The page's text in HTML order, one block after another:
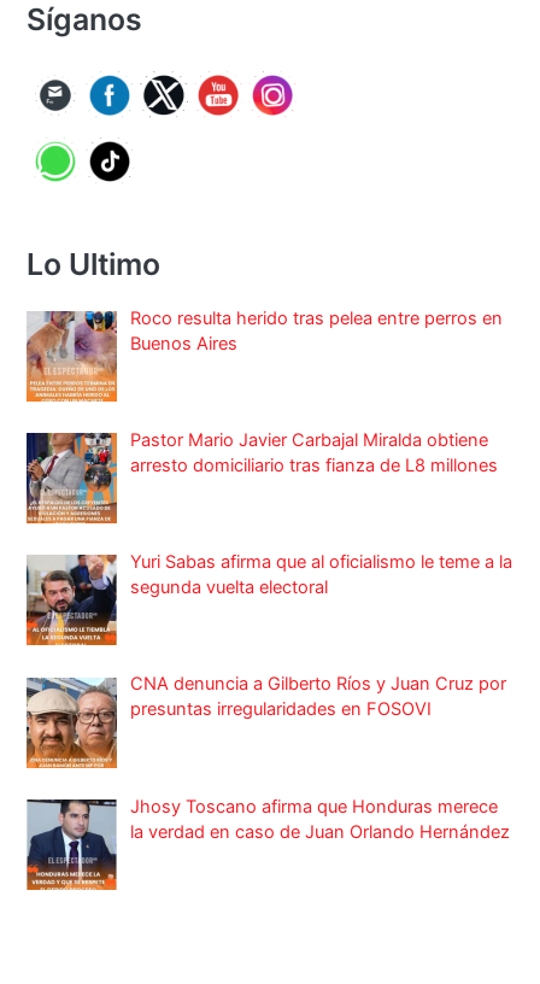
Síganos
Lo Ultimo
Roco resulta herido tras pelea entre perros en
Buenos Aires
Pastor Mario Javier Carbajal Miralda obtiene
arresto domiciliario tras fianza de L8 millones
Yuri Sabas afirma que al oficialismo le teme a la
segunda vuelta electoral
CNA denuncia a Gilberto Ríos y Juan Cruz por
presuntas irregularidades en FOSOVI
Jhosy Toscano afirma que Honduras merece
la verdad en caso de Juan Orlando Hernández